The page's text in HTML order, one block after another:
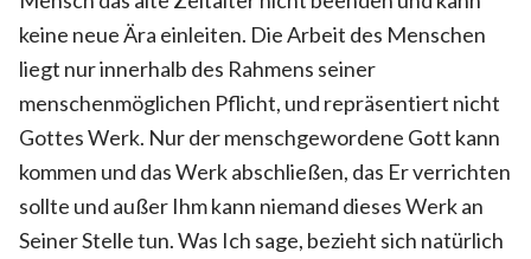
keine neue Ära einleiten. Die Arbeit des Menschen
liegt nur innerhalb des Rahmens seiner
menschenmöglichen Pflicht, und repräsentiert nicht
Gottes Werk. Nur der menschgewordene Gott kann
kommen und das Werk abschließen, das Er verrichten
sollte und außer Ihm kann niemand dieses Werk an
Seiner Stelle tun. Was Ich sage, bezieht sich natürlich